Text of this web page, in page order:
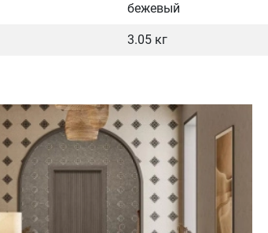
бежевый
3.05 кг